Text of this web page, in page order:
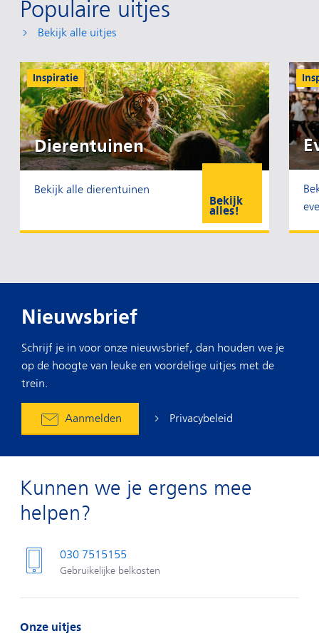
Populaire uitjes
Bekijk alle uitjes
Dierentuinen
Bekijk alle dierentuinen
Bekijk
alles!
Inspiratie
Nieuwsbrief
Schrijf je in voor onze nieuwsbrief, dan houden we je
op de hoogte van leuke en voordelige uitjes met de
trein.
Aanmelden Privacybeleid
Kunnen we je ergens mee
helpen?
030 7515155
Gebruikelijke belkosten
Onze uitjes